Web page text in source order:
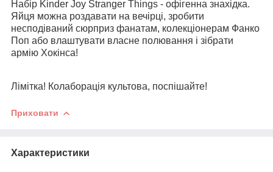
Набір Kinder Joy Stranger Things - офігенна знахідка.
Яйця можна роздавати на вечірці, зробити
несподіваний сюрприз фанатам, колекціонерам Фанко
Поп або влаштувати власне полювання і зібрати
армію Хокінса!
Лімітка! Колаборація культова, поспішайте!
Приховати
Характеристики